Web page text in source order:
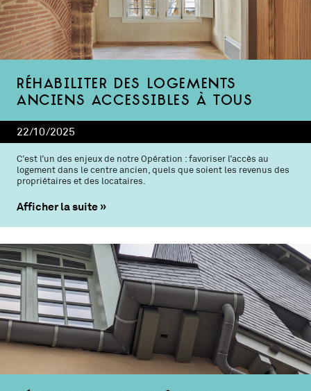
Réhabiliter des logements
anciens accessibles à tous
22/10/2025
C’est l’un des enjeux de notre Opération : favoriser l’accès au
logement dans le centre ancien, quels que soient les revenus des
propriétaires et des locataires.
Afficher la suite